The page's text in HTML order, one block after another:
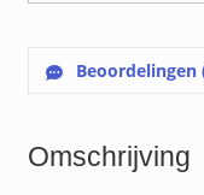
Beoordelingen
Omschrijving